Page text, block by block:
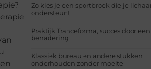
Zo kies je een sportbroek die je
ondersteunt
Praktijk Tranceforma, succes door
benadering
Klassiek bureau en andere stukken
onderhouden zonder moeite